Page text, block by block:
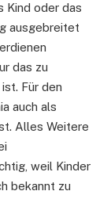
Kind oder das
ausgebreitet
das zu
Für den
auch als
Alles Weitere
weil Kinder
bekannt zu